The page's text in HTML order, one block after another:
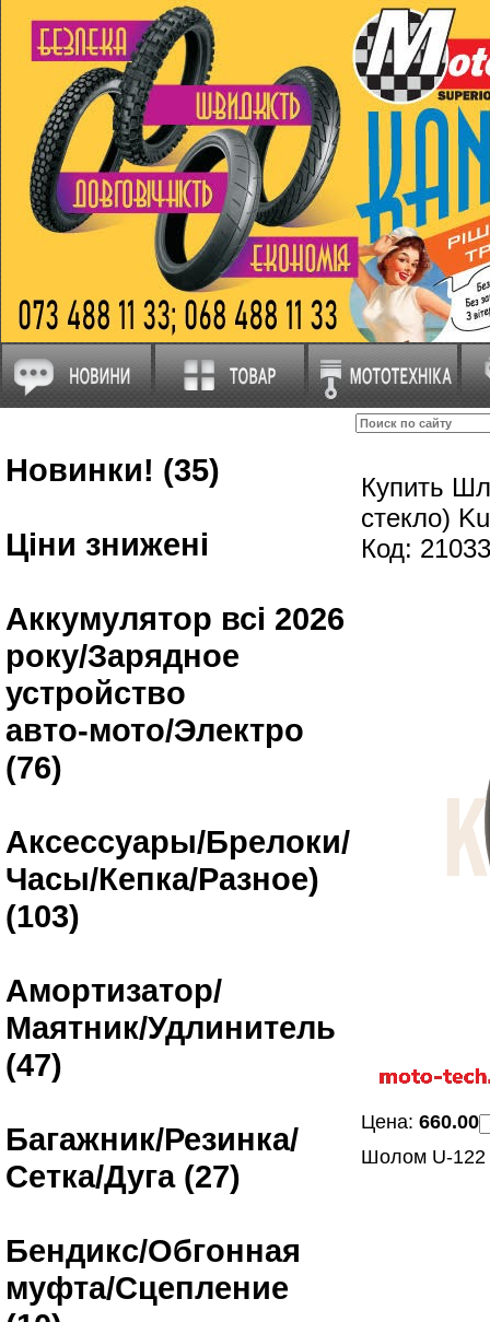
Новинки! (35)
Ціни знижені
Аккумулятор всі 2026
року/Зарядное
устройство
авто-мото/Электро
(76)
Аксессуары/Брелоки/
Часы/Кепка/Разное)
(103)
Амортизатор/
Маятник/Удлинитель
(47)
Багажник/Резинка/
Сетка/Дуга (27)
Бендикс/Обгонная
муфта/Сцепление
Купить
стекло)
Код:
Цена: 660.00
Шолом U-122